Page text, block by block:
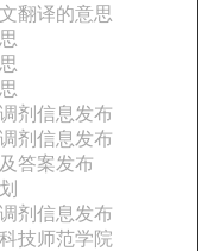
翻译的意思
剂信息发布
剂信息发布
答案发布
剂信息发布
技师范学院